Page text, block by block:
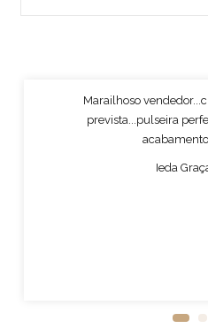
Marailhoso
prevista...pulseira
Ieda